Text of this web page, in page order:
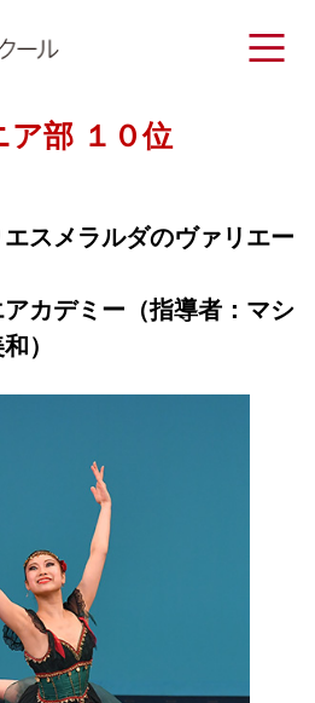
部 １０位
エスメラルダのヴァリエー
カデミー（指導者：マシ
）